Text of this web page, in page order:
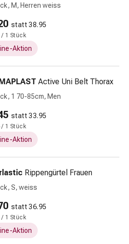
M, Herren weiss
statt 38.95
/ 1 Stück
Aktion
Active Uni Belt Thorax
1 70-85cm, Men
statt 33.95
/ 1 Stück
Aktion
Rippengürtel Frauen
S, weiss
statt 36.95
/ 1 Stück
Aktion